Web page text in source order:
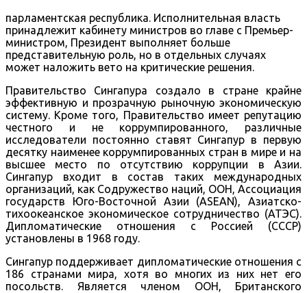
парламентская республика. Исполнительная власть
принадлежит кабинету министров во главе с Премьер-
министром, Президент выполняет больше
представительную роль, но в отдельных случаях
может наложить вето на критические решения.
Правительство Сингапура создало в стране крайне
эффективную и прозрачную рыночную экономическую
систему. Кроме того, Правительство имеет репутацию
честного и не коррумпированного, различные
исследователи постоянно ставят Сингапур в первую
десятку наименее коррумпированных стран в мире и на
высшее место по отсутствию коррупции в Азии.
Сингапур входит в состав таких международных
организаций, как Содружество наций, ООН, Ассоциация
государств Юго-Восточной Азии (ASEAN), Азиатско-
тихоокеанское экономическое сотрудничество (АТЭС).
Дипломатические отношения с Россией (СССР)
установлены в 1968 году.
Сингапур поддерживает дипломатические отношения с
186 странами мира, хотя во многих из них нет его
посольств. Является членом ООН, Британского